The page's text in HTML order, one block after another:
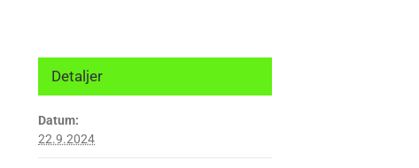
Detaljer
Datum:
22.9.2024